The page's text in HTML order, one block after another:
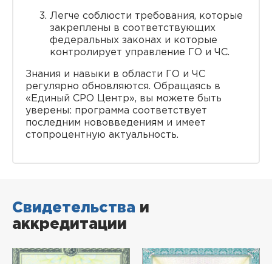
Легче соблюсти требования, которые
закреплены в соответствующих
федеральных законах и которые
контролирует управление ГО и ЧС.
Знания и навыки в области ГО и ЧС
регулярно обновляются. Обращаясь в
«Единый СРО Центр», вы можете быть
уверены: программа соответствует
последним нововведениям и имеет
стопроцентную актуальность.
Свидетельства и
аккредитации